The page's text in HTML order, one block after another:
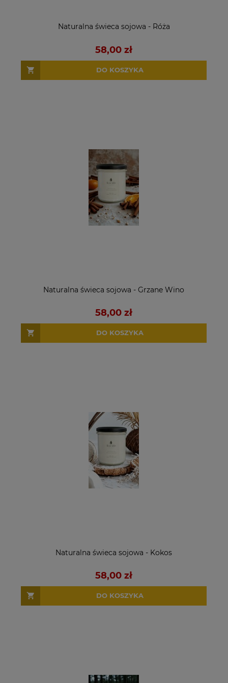
Naturalna świeca sojowa - Róża
58,00 zł
DO KOSZYKA
Naturalna świeca sojowa - Grzane Wino
58,00 zł
DO KOSZYKA
Naturalna świeca sojowa - Kokos
58,00 zł
DO KOSZYKA